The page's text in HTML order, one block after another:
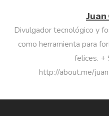
Juan
Divulgador tecnológico y
como herramienta para
felices. +
http://about.me/